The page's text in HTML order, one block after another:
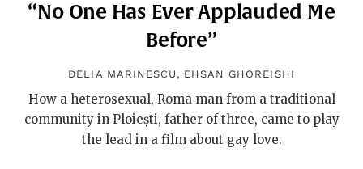
“No One Has Ever Applauded Me
Before”
DELIA MARINESCU , EHSAN GHOREISHI
How a heterosexual, Roma man from a traditional
community in Ploiești, father of three, came to play
the lead in a film about gay love.